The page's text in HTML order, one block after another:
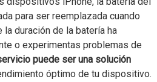
para ser reemplazada cuando
duración de la batería ha
o experimentas problemas de
puede ser una solución
óptimo de tu dispositivo.